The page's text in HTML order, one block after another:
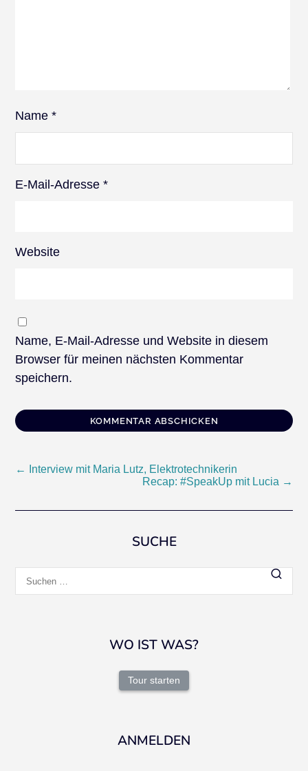
Name*
E-Mail-Adresse*
Website
Name, E-Mail-Adresse und Website in diesem
Browser für meinen nächsten Kommentar
speichern.
Beitragsnavigation
←
Interview mit Maria Lutz, Elektrotechnikerin
Recap: #SpeakUp mit Lucia →
SUCHE
nach:
WO IST WAS?
Tour starten
ANMELDEN